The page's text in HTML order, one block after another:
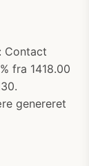
Contact
fra 1418.00
genereret